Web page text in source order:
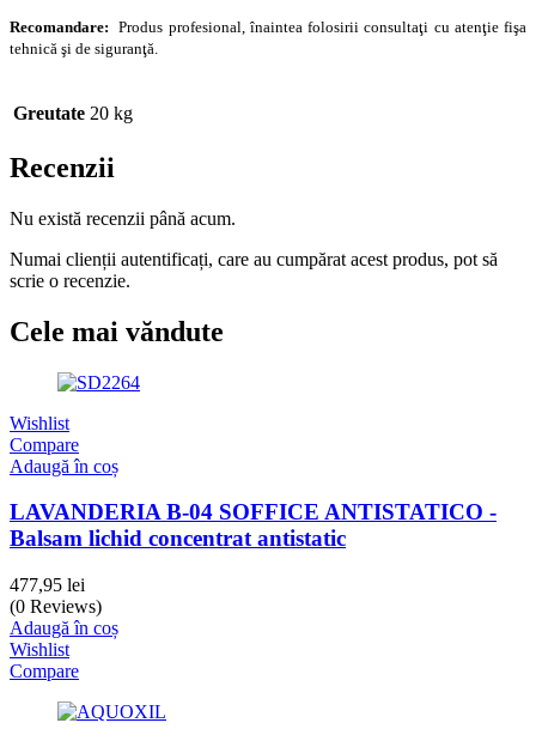
Recomandare:Produs profesional, înaintea folosirii consultaţi cu atenţie fişa
tehnică şi de siguranţă.
Greutate 20 kg
Recenzii
Nu există recenzii până acum.
Numai clienții autentificați, care au cumpărat acest produs, pot să
scrie o recenzie.
Cele mai văndute
Wishlist
Compare
Adaugă în coș
LAVANDERIA B-04 SOFFICE ANTISTATICO -
Balsam lichid concentrat antistatic
477,95 lei
(0 Reviews)
Adaugă în coș
Wishlist
Compare